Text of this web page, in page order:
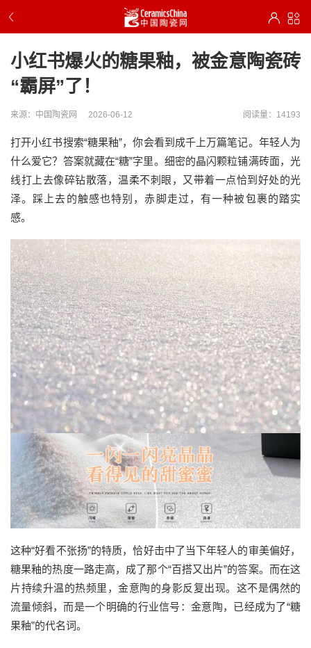
小红书爆火的糖果釉，被金意陶瓷砖
“霸屏”了！
来源：中国陶瓷网 2026-06-12 阅读量：14193
打开小红书搜索“糖果釉”，你会看到成千上万篇笔记。年轻人为
什么爱它？答案就藏在“糖”字里。细密的晶闪颗粒铺满砖面，光
线打上去像碎钻散落，温柔不刺眼，又带着一点恰到好处的光
泽。踩上去的触感也特别，赤脚走过，有一种被包裹的踏实
感。
这种“好看不张扬”的特质，恰好击中了当下年轻人的审美偏好，
糖果釉的热度一路走高，成了那个“百搭又出片”的答案。而在这
片持续升温的热频里，金意陶的身影反复出现。这不是偶然的
流量倾斜，而是一个明确的行业信号：金意陶，已经成为了“糖
果釉”的代名词。